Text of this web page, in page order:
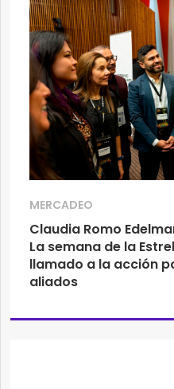
MERCADEO
Claudia Romo
La semana de la
llamado a la acción
aliados